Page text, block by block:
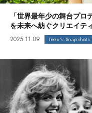
「世界最年少の舞台プ
を未来へ紡ぐクリエイテ
2025.11.09 Teen's Snapshots